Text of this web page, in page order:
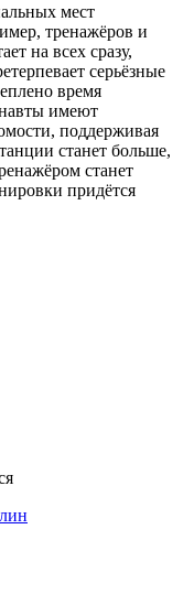
мест
тренажёров и
на всех сразу,
серьёзные
время
имеют
поддерживая
станет больше,
станет
придётся